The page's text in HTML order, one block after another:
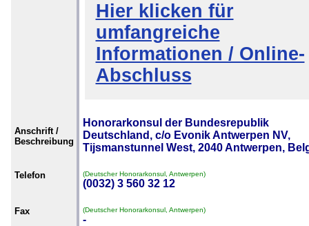
Hier klicken für
umfangreiche
Informationen / Online-
Abschluss
Anschrift /
Beschreibung
Honorarkonsul der Bundesrepublik
Deutschland, c/o Evonik Antwerpen NV,
Tijsmanstunnel West, 2040 Antwerpen,
Telefon (Deutscher Honorarkonsul, Antwerpen)
(0032) 3 560 32 12
Fax (Deutscher Honorarkonsul, Antwerpen)
-